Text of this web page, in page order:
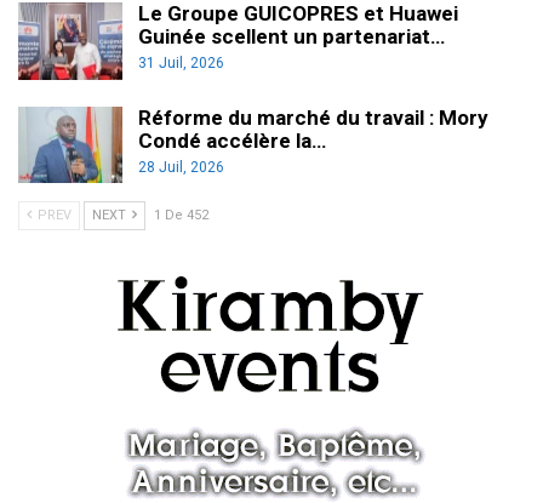
Le Groupe GUICOPRES et Huawei
Guinée scellent un partenariat…
31 Juil, 2026
Réforme du marché du travail : Mory
Condé accélère la…
28 Juil, 2026
PREV NEXT 1 De 452